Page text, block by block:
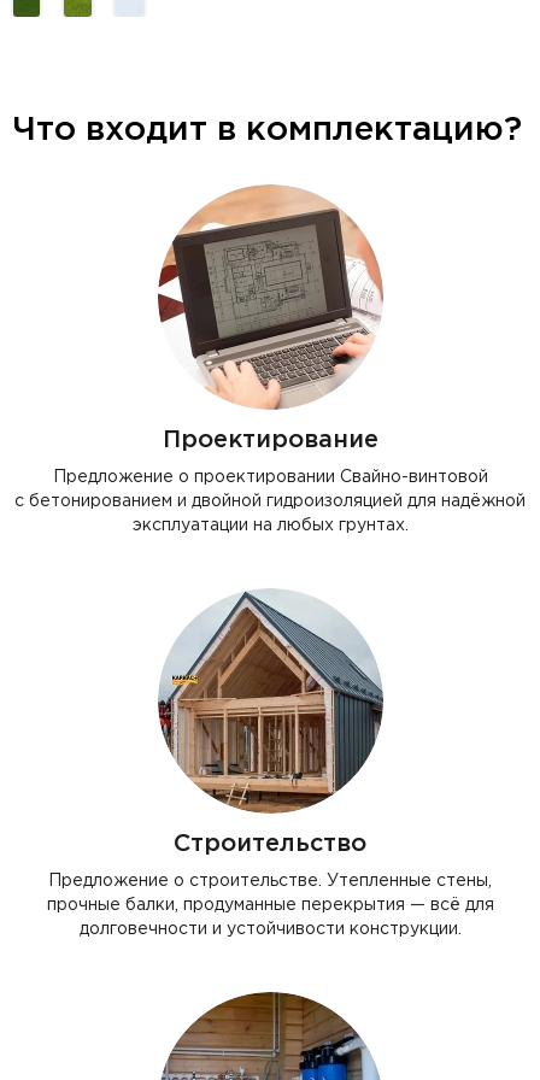
Что входит в комплектацию?
Проектирование
Предложение о проектировании Свайно-винтовой
с бетонированием и двойной гидроизоляцией для надёжной
эксплуатации на любых грунтах.
Строительство
Предложение о строительстве. Утепленные стены,
прочные балки, продуманные перекрытия — всё для
долговечности и устойчивости конструкции.